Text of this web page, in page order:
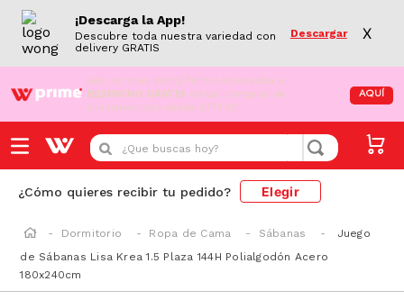
¡Descarga la App!
Descubre toda nuestra variedad con
delivery GRATIS
Descargar X
¡Aún no eres Wong Prime! Aprovecha el
DESPACHO GRATIS en tus compras de
supermercado desde S/79.90
AQUÍ
¿Que buscas hoy?
¿Cómo quieres recibir tu pedido? Elegir
Dormitorio Ropa de Cama Sábanas
Juego
de Sábanas Lisa Krea 1.5 Plaza 144H Polialgodón Acero
180x240cm